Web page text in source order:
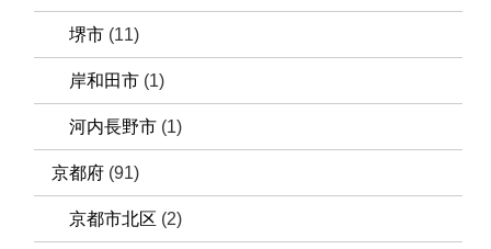
堺市 (11)
岸和田市 (1)
河内長野市 (1)
京都府 (91)
京都市北区 (2)